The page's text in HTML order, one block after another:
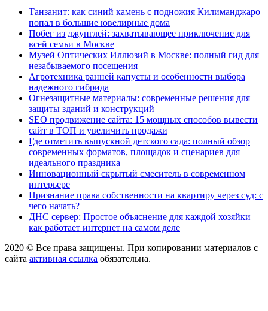
Танзанит: как синий камень с подножия Килиманджаро
попал в большие ювелирные дома
Побег из джунглей: захватывающее приключение для
всей семьи в Москве
Музей Оптических Иллюзий в Москве: полный гид для
незабываемого посещения
Агротехника ранней капусты и особенности выбора
надежного гибрида
Огнезащитные материалы: современные решения для
защиты зданий и конструкций
SEO продвижение сайта: 15 мощных способов вывести
сайт в ТОП и увеличить продажи
Где отметить выпускной детского сада: полный обзор
современных форматов, площадок и сценариев для
идеального праздника
Инновационный скрытый смеситель в современном
интерьере
Признание права собственности на квартиру через суд: с
чего начать?
ДНС сервер: Простое объяснение для каждой хозяйки —
как работает интернет на самом деле
2020 © Все права защищены. При копировании материалов с
сайта активная ссылка обязательна.